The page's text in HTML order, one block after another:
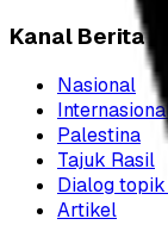
Kanal Berita
Nasional
Internasional
Palestina
Tajuk Rasil
Dialog topik
Artikel